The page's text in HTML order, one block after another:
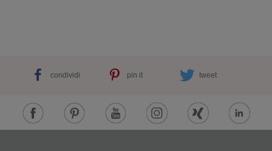
condividi pin it tweet